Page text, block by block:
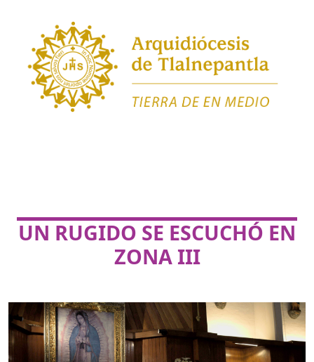
UN RUGIDO SE ESCUCHÓ EN
ZONA III